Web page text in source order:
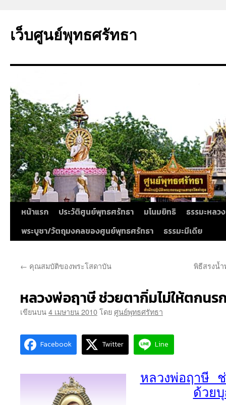
ยัง
เว็บศูนย์พุทธศรัทธา
หน้าแรก ประวัติศูนย์พุทธศรัทธา มโนมยิทธิ
ธรรมะหลว
พระบูชา/วัตถุมงคลของศูนย์พุทธศรัทธา
ธรรมะมีเดีย
← คุณสมบัติของพระโสดาบัน พิธีสรงน้
หลวงพ่อฤาษี ช่วยตากิ่มไม่ให้ตกน
เขียนบน4 เมษายน 2010โดยศูนย์พุทธศรัทธา
Facebook Twitter Line
หลวงพ่อฤาษี
ด้วย